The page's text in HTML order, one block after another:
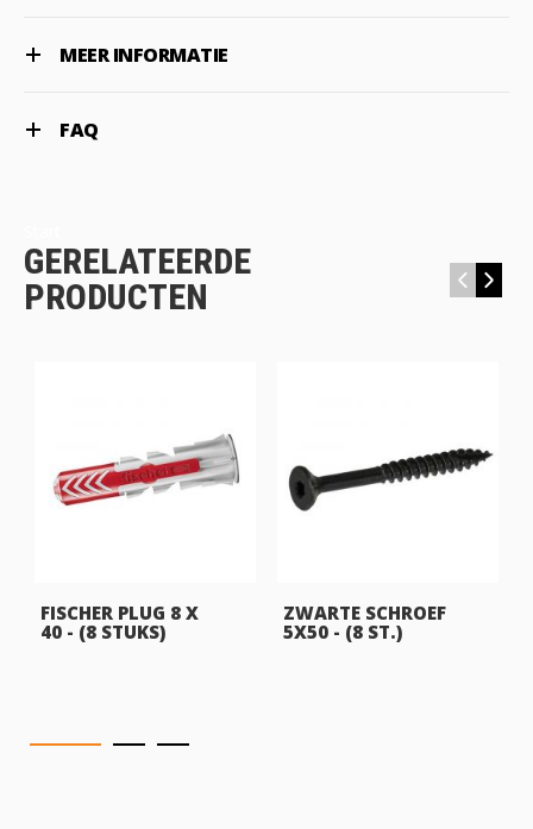
MEER INFORMATIE
FAQ
GERELATEERDE
PRODUCTEN
‹ ›
FISCHER PLUG 8 X
40 - (8 STUKS)
ZWARTE SCHROEF
5X50 - (8 ST.)